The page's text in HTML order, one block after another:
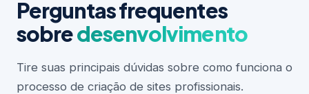
Perguntas frequentes
sobredesenvolvimento
Tire suas principais dúvidas sobre como funciona o
processo de criação de sites profissionais.